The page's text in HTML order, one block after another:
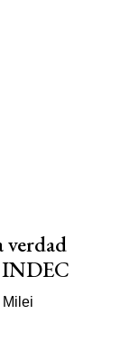
verdad
INDEC